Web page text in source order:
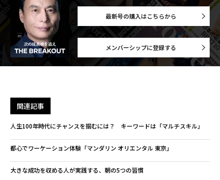
最新号の購入はこちらから
メンバーシップに登録する
関連記事
人生100年時代にチャンスを掴むには？ キーワードは「マルチスキル」
都心でワーケーション体験「マンダリン オリエンタル 東京」
大きな成功を収める人が実践する、朝の5つの習慣